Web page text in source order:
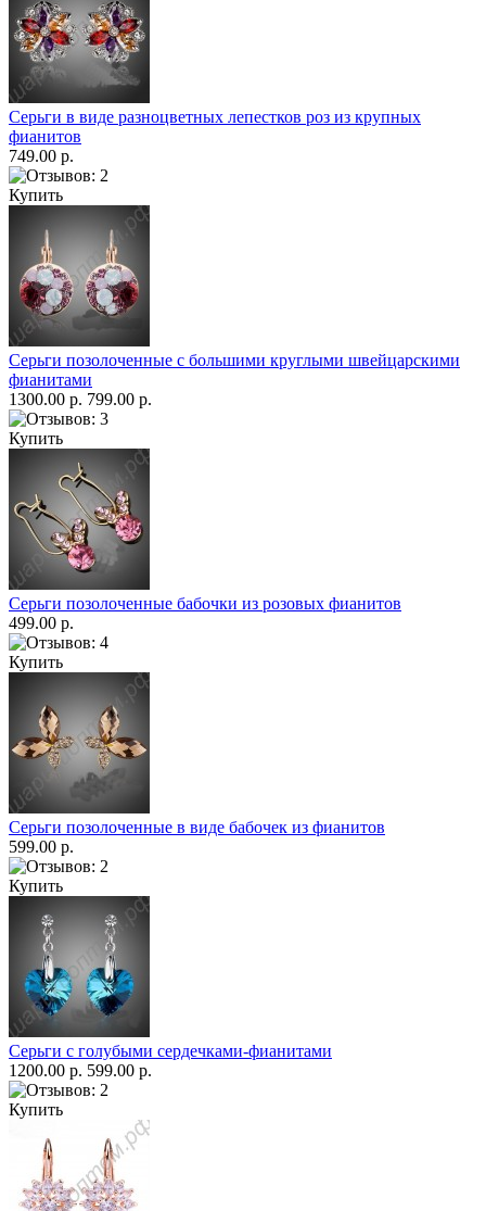
Серьги в виде разноцветных лепестков роз из крупных
фианитов
749.00 р.
Купить
Серьги позолоченные с большими круглыми швейцарскими
фианитами
1300.00 р. 799.00 р.
Купить
Серьги позолоченные бабочки из розовых фианитов
499.00 р.
Купить
Серьги позолоченные в виде бабочек из фианитов
599.00 р.
Купить
Серьги с голубыми сердечками-фианитами
1200.00 р. 599.00 р.
Купить